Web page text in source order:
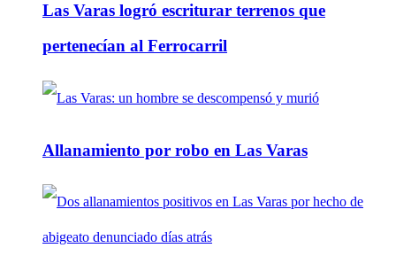
Las Varas logró escriturar terrenos que
pertenecían al Ferrocarril
Allanamiento por robo en Las Varas